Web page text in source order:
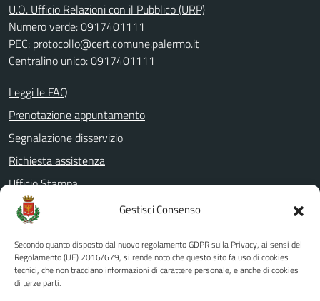
Gestisci Consenso
Secondo quanto disposto dal nuovo regolamento GDPR sulla Privacy, ai sensi del
Regolamento (UE) 2016/679, si rende noto che questo sito fa uso di cookies
tecnici, che non tracciano informazioni di carattere personale, e anche di cookies
di terze parti.
U.O. Ufficio Relazioni con il Pubblico (URP)
Numero verde: 0917401111
PEC: protocollo@cert.comune.palermo.it
Centralino unico: 0917401111
Leggi le FAQ
Prenotazione appuntamento
Segnalazione disservizio
Richiesta assistenza
Ufficio Stampa
Amministrazione Trasparente
Albo pretorio
Informativa privacy
Note legali